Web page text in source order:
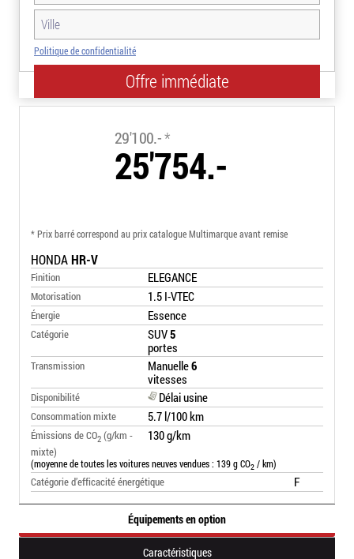
Politique de confidentialité
Équipements en option
Caractéristiques
29'100.-*
25'754.-
* Prix barré correspond au prix catalogue Multimarque avant remise
HONDAHR-V
Finition ELEGANCE
Motorisation 1.5 I-VTEC
Énergie Essence
Catégorie SUV5
portes
Transmission Manuelle6
vitesses
Disponibilité Délai usine
Consommation mixte 5.7 l/100 km
Émissions de CO2 (g/km -
mixte)
130 g/km
(moyenne de toutes les voitures neuves vendues : 139 g CO2 / km)
Catégorie d’efficacité énergétique F